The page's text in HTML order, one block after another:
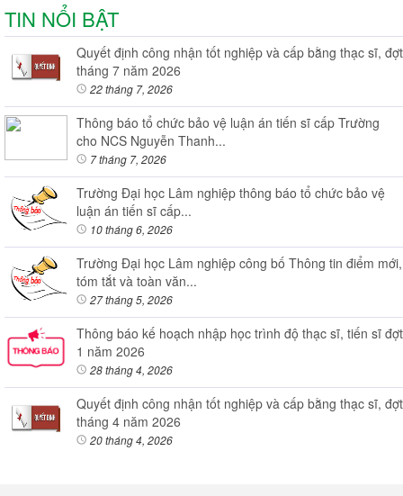
TIN NỔI BẬT
Quyết định công nhận tốt nghiệp và cấp bằng thạc sĩ, đợt
tháng 7 năm 2026
22 tháng 7, 2026
Thông báo tổ chức bảo vệ luận án tiến sĩ cấp Trường
cho NCS Nguyễn Thanh...
7 tháng 7, 2026
Trường Đại học Lâm nghiệp thông báo tổ chức bảo vệ
luận án tiến sĩ cấp...
10 tháng 6, 2026
Trường Đại học Lâm nghiệp công bố Thông tin điểm mới,
tóm tắt và toàn văn...
27 tháng 5, 2026
Thông báo kế hoạch nhập học trình độ thạc sĩ, tiến sĩ đợt
1 năm 2026
28 tháng 4, 2026
Quyết định công nhận tốt nghiệp và cấp bằng thạc sĩ, đợt
tháng 4 năm 2026
20 tháng 4, 2026